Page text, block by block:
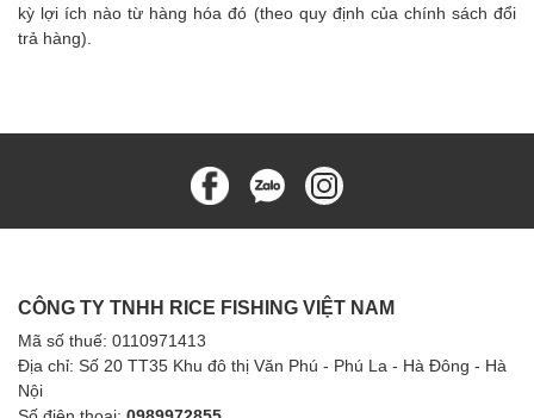
kỳ lợi ích nào từ hàng hóa đó (theo quy định của chính sách đổi
trả hàng).
CÔNG TY TNHH RICE FISHING VIỆT NAM
Mã số thuế: 0110971413
Địa chỉ: Số 20 TT35 Khu đô thị Văn Phú - Phú La - Hà Đông - Hà
Nội